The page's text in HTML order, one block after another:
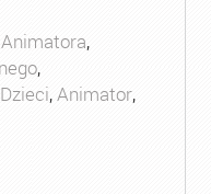
,
,
,Animator,